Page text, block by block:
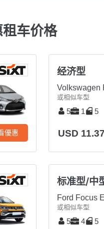
车价格
優惠
经济型
Volkswagen
或相似车型
5 1 5
USD 11.37
标准型/中
Ford Focus
或相似车型
5 4 5